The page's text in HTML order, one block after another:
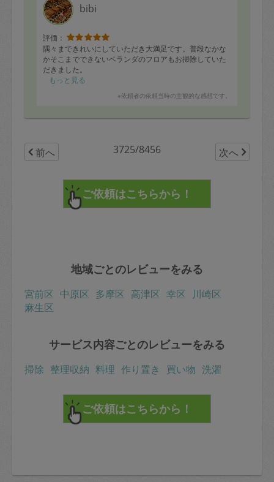
bibi
評価：
隅々まできれいにしていただき大満足です。普段なかな
かそこまでできないベランダのフロアもお掃除していた
だきました。
もっと見る
※依頼者の依頼当時の主観的な感想です。
前へ 3725/8456 次へ
地域ごとのレビューをみる
宮前区 中原区 多摩区 高津区 幸区
川崎区
麻生区
サービス内容ごとのレビューをみる
掃除 整理収納 料理 作り置き 買い物 洗濯